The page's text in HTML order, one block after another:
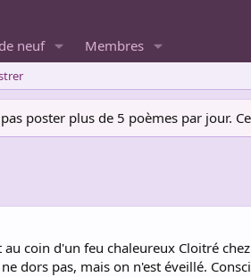
neuf Membres
poster plus de 5 poèmes par jour.
coin d'un feu chaleureux Cloitré
dors pas, mais on n'est éveillé.